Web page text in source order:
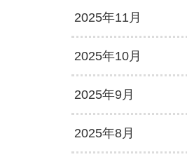
2025年11月
2025年10月
2025年9月
2025年8月